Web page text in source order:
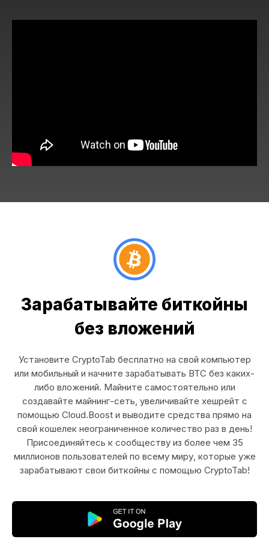
Зарабатывайте биткойны
без вложений
Установите CryptoTab бесплатно на свой компьютер
или мобильный и начните зарабатывать BTC без каких-
либо вложений. Майните самостоятельно или
создавайте майнинг-сеть, увеличивайте хешрейт с
помощью Cloud.Boost и выводите средства прямо на
свой кошелек неограниченное количество раз в день!
Присоединяйтесь к сообществу из более чем 35
миллионов пользователей по всему миру, которые уже
зарабатывают свои биткойны с помощью CryptoTab!